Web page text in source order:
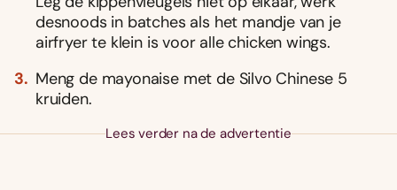
desnoods in batches als het mandje van je
airfryer te klein is voor alle chicken wings.
Meng de mayonaise met de Silvo Chinese 5
kruiden.
Lees verder na de advertentie